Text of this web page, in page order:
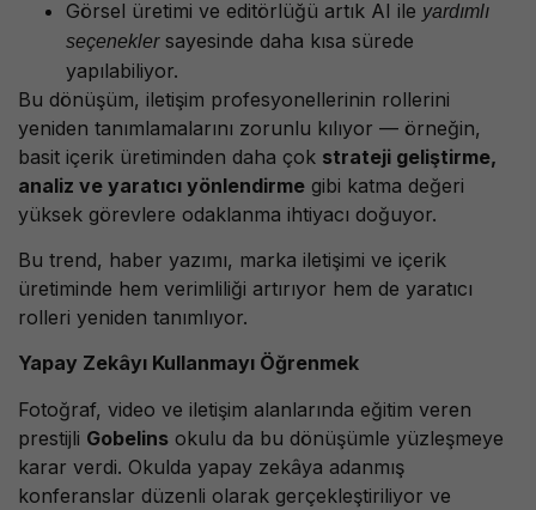
Görsel üretimi ve editörlüğü artık AI ile yardımlı
seçeneklersayesinde daha kısa sürede
yapılabiliyor.
Bu dönüşüm, iletişim profesyonellerinin rollerini
yeniden tanımlamalarını zorunlu kılıyor — örneğin,
basit içerik üretiminden daha çok strateji geliştirme,
analiz ve yaratıcı yönlendirme gibi katma değeri
yüksek görevlere odaklanma ihtiyacı doğuyor.
Bu trend, haber yazımı, marka iletişimi ve içerik
üretiminde hem verimliliği artırıyor hem de yaratıcı
rolleri yeniden tanımlıyor.
Yapay Zekâyı Kullanmayı Öğrenmek
Fotoğraf, video ve iletişim alanlarında eğitim veren
prestijli Gobelins okulu da bu dönüşümle yüzleşmeye
karar verdi. Okulda yapay zekâya adanmış
konferanslar düzenli olarak gerçekleştiriliyor ve